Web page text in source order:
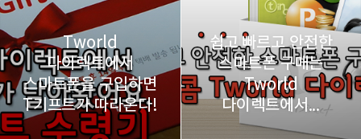
Tworld
다이렉트에서
스마트폰을 구입하면
T기프트가 따라온다!
쉽고 빠르고 안전한
스마트폰 구매는
Tworld
다이렉트에서...